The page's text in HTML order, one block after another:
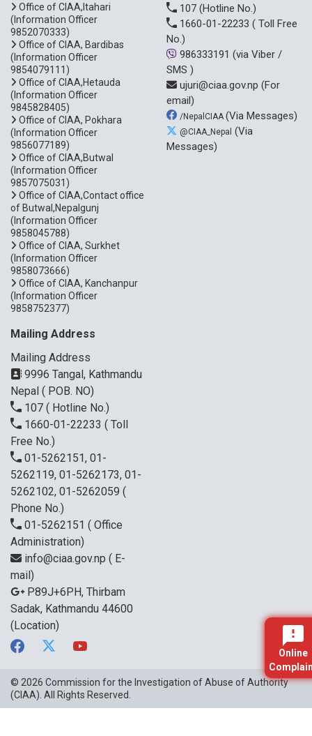
Online
Office of CIAA,Itahari
(Information Officer
9852070333)
Office of CIAA, Bardibas
(Information Officer
9854079111)
Office of CIAA,Hetauda
(Information Officer
9845828405)
Office of CIAA, Pokhara
(Information Officer
9856077189)
Office of CIAA,Butwal
(Information Officer
9857075031)
Office of CIAA,Contact office
of Butwal,Nepalgunj
(Information Officer
9858045788)
Office of CIAA, Surkhet
(Information Officer
9858073666)
Office of CIAA, Kanchanpur
(Information Officer
9858752377)
107 (Hotline No.)
1660-01-22233 ( Toll Free
No.)
986333191 (via Viber /
SMS )
ujuri@ciaa.gov.np (For
email)
/NepalCIAA (Via Messages)
@CIAA_Nepal (Via
Messages)
Mailing Address
Mailing Address
9996 Tangal, Kathmandu
Nepal ( POB. NO)
107 ( Hotline No.)
1660-01-22233 ( Toll
Free No.)
01-5262151, 01-
5262119, 01-5262173, 01-
5262102, 01-5262059 (
Phone No.)
01-5262151 ( Office
Administration)
info@ciaa.gov.np ( E-
mail)
P89J+6PH, Thirbam
Sadak, Kathmandu 44600
(Location)
© 2026 Commission for the Investigation of Abuse of Authority
(CIAA) . All Rights Reserved.